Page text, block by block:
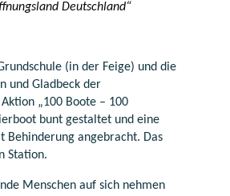
Deutschland“
(in der Feige) und die
und Gladbeck der
„100 Boote – 100
bunt gestaltet und eine
Behinderung angebracht. Das
Station.
Menschen auf sich nehmen